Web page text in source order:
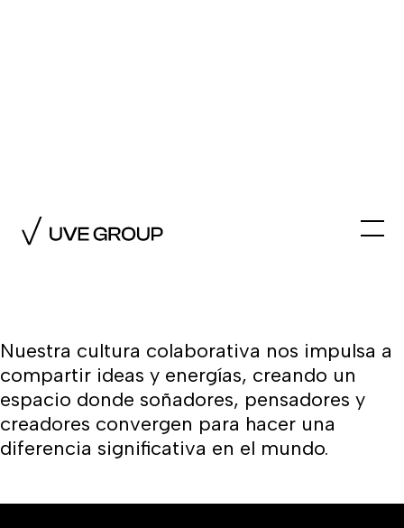
apasionados, unidos por una visión común
de creatividad e innovación. En nuestro
Nuestra cultura colaborativa nos impulsa a
compartir ideas y energías, creando un
espacio donde soñadores, pensadores y
creadores convergen para hacer una
diferencia significativa en el mundo.